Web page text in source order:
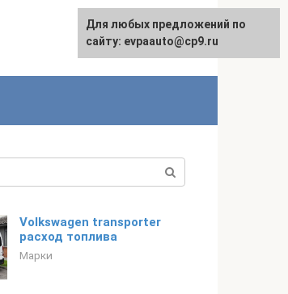
English
Volkswagen transporter
расход топлива
Марки
Для любых предложений по
сайту: evpaauto@cp9.ru